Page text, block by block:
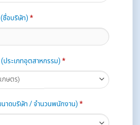
ชื่อบริษัท)*
ระเภทอุตสาหกรรม)*
าดบริษัท / จำนวนพนักงาน)*